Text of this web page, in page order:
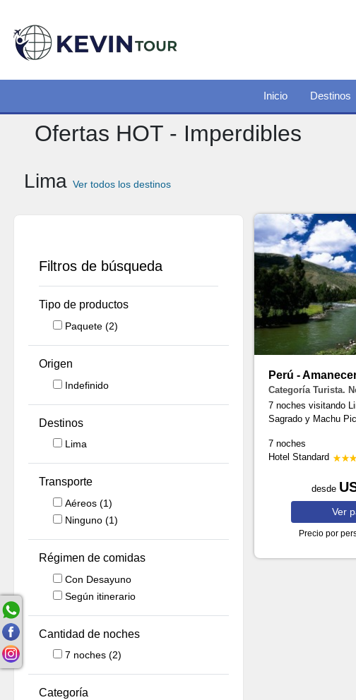
Inicio Destinos
Ofertas HOT - Imperdibles
Lima Ver todos los destinos
Filtros de búsqueda
Tipo de productos
Paquete(2)
Origen
Indefinido
Destinos
Lima
Transporte
Aéreos(1)
Ninguno(1)
Régimen de comidas
Con Desayuno
Según itinerario
Cantidad de noches
7 noches (2)
Categoría
Perú -
Categoría Turista.
7 noches visitando
Sagrado y Machu
7 noches
Hotel Standard
desde
Ver
Precio por